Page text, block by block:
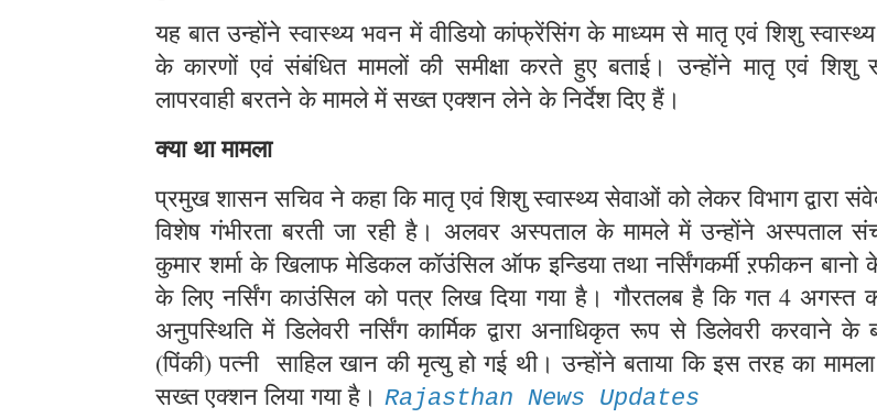
यह बात उन्होंने स्वास्थ्य भवन में वीडियो कांफ्रेंसिंग के माध्यम से मातृ एवं शिशु
के कारणों एवं संबंधित मामलों की समीक्षा करते हुए बताई। उन्होंने मातृ एवं शिशु
लापरवाही बरतने के मामले में सख्त एक्शन लेने के निर्देश दिए हैं।
क्या था मामला
प्रमुख शासन सचिव ने कहा कि मातृ एवं शिशु स्वास्थ्य सेवाओं को लेकर विभाग द्वारा
विशेष गंभीरता बरती जा रही है। अलवर अस्पताल के मामले में उन्होंने अस्पताल
कुमार शर्मा के खिलाफ मेडिकल कॉउंसिल ऑफ इन्डिया तथा नर्सिंगकर्मी ऱफीकन बानो
के लिए नर्सिंग काउंसिल को पत्र लिख दिया गया है। गौरतलब है कि गत 4 अगस्त
अनुपस्थिति में डिलेवरी नर्सिंग कार्मिक द्वारा अनाधिकृत रूप से डिलेवरी करवाने
(पिंकी) पत्नी साहिल खान की मृत्यु हो गई थी। उन्होंने बताया कि इस तरह का
सख्त एक्शन लिया गया है। Rajasthan News Updates